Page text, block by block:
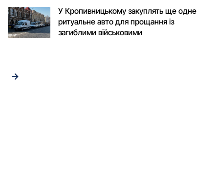
У Кропивницькому закуплять ще одне
ритуальне авто для прощання із
загиблими військовими